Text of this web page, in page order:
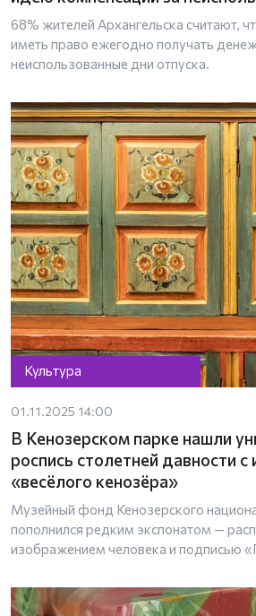
68% жителей Архангельска считают,
иметь право ежегодно получать
неиспользованные дни отпуска.
Культура
01.11.2025 14:00
В Кенозерском парке нашли
роспись столетней давности
«весёлого кенозёра»
Музейный фонд Кенозерского
пополнился редким экспонатом —
изображением человека и подписью